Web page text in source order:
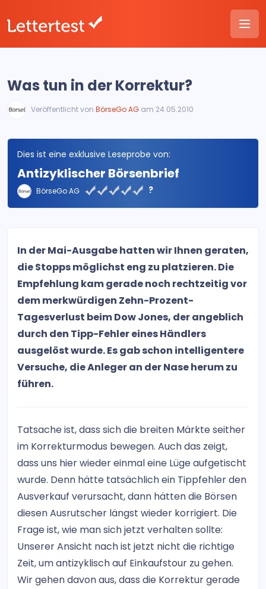
Was tun in der Korrektur?
Veröffentlicht von BörseGo AG am 24.05.2010
Dies ist eine exklusive Leseprobe von:
Antizyklischer Börsenbrief
BörseGo AG ?
In der Mai-Ausgabe hatten wir Ihnen geraten,
die Stopps möglichst eng zu platzieren. Die
Empfehlung kam gerade noch rechtzeitig vor
dem merkwürdigen Zehn-Prozent-
Tagesverlust beim Dow Jones, der angeblich
durch den Tipp-Fehler eines Händlers
ausgelöst wurde. Es gab schon intelligentere
Versuche, die Anleger an der Nase herum zu
führen.
Tatsache ist, dass sich die breiten Märkte seither
im Korrekturmodus bewegen. Auch das zeigt,
dass uns hier wieder einmal eine Lüge aufgetischt
wurde. Denn hätte tatsächlich ein Tippfehler den
Ausverkauf verursacht, dann hätten die Börsen
diesen Ausrutscher längst wieder korrigiert. Die
Frage ist, wie man sich jetzt verhalten sollte:
Unserer Ansicht nach ist jetzt nicht die richtige
Zeit, um antizyklisch auf Einkaufstour zu gehen.
Wir gehen davon aus, dass die Korrektur gerade